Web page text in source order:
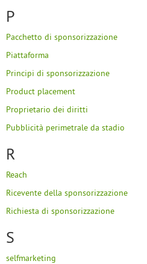
P
Pacchetto di sponsorizzazione
Piattaforma
Principi di sponsorizzazione
Product placement
Proprietario dei diritti
Pubblicità perimetrale da stadio
R
Reach
Ricevente della sponsorizzazione
Richiesta di sponsorizzazione
S
selfmarketing